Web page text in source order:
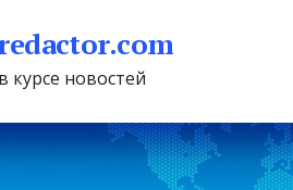
курсе новостей